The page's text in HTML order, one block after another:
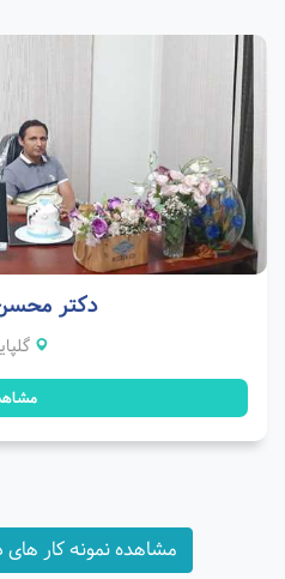
دکتر
مشاهده نمونه کار